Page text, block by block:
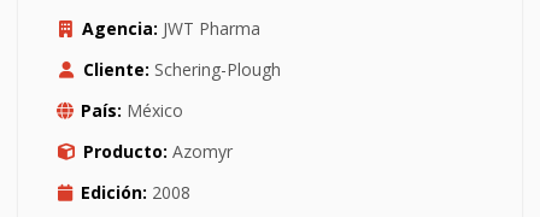
Agencia: JWT Pharma
Cliente: Schering-Plough
País: México
Producto: Azomyr
Edición: 2008